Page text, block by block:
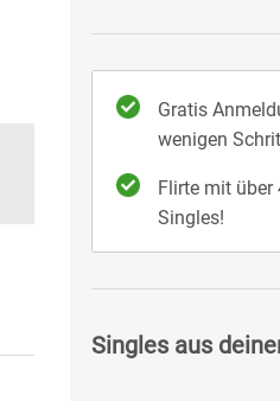
Gratis
wenigen
Flirte mit über
Singles!
Singles aus